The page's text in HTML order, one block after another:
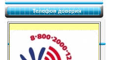
Телефон доверия